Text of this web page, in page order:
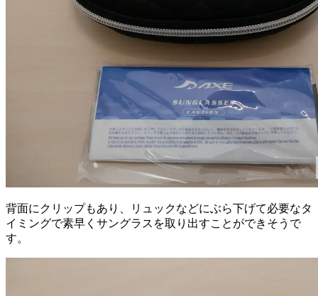
背面にクリップもあり、リュックなどにぶら下げて必要なタ
イミングで素早くサングラスを取り出すことができそうで
す。